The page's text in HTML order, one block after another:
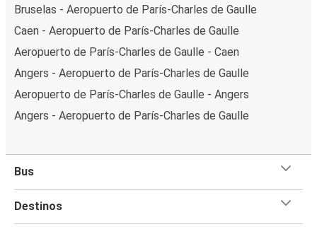
Bruselas - Aeropuerto de París-Charles de Gaulle
Caen - Aeropuerto de París-Charles de Gaulle
Aeropuerto de París-Charles de Gaulle - Caen
Angers - Aeropuerto de París-Charles de Gaulle
Aeropuerto de París-Charles de Gaulle - Angers
Angers - Aeropuerto de París-Charles de Gaulle
Bus
Destinos